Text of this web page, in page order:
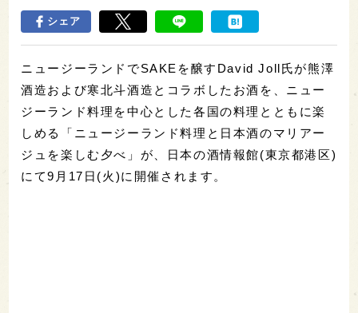
シェア
ニュージーランドでSAKEを醸すDavid Joll氏が熊澤
酒造および寒北斗酒造とコラボしたお酒を、ニュー
ジーランド料理を中心とした各国の料理とともに楽
しめる「ニュージーランド料理と日本酒のマリアー
ジュを楽しむ夕べ」が、日本の酒情報館(東京都港区)
にて9月17日(火)に開催されます。